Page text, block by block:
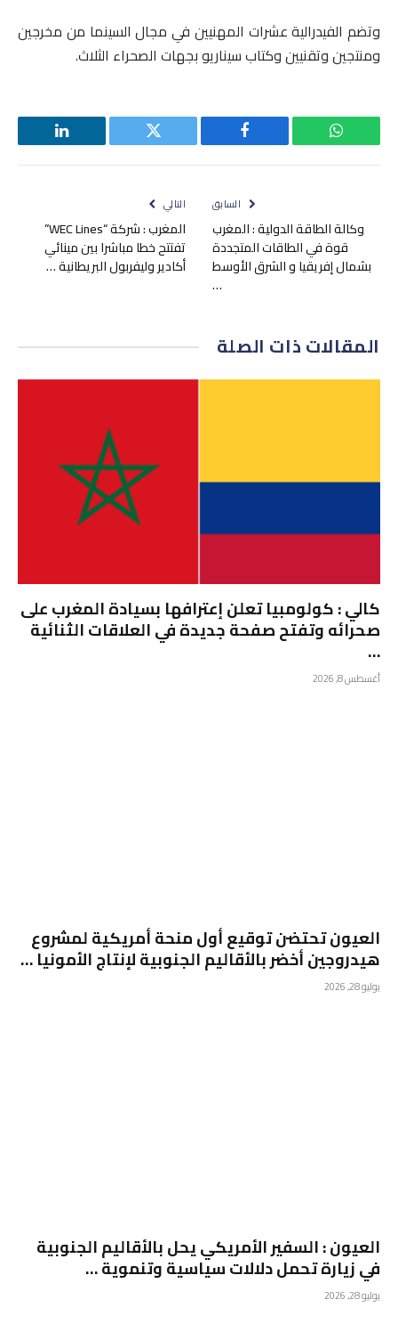
وتضم الفيدرالية عشرات المهنيين في مجال السينما من مخرجين
ومنتجين وتقنيين وكتاب سيناريو بجهات الصحراء الثلاث.
واتساب فيسبوك تويتر لينكدإن
السابق
وكالة الطاقة الدولية : المغرب
قوة في الطاقات المتجددة
بشمال إفريقيا و الشرق الأوسط
…
التالي
المغرب : شركة “WEC Lines”
تفتتح خطا مباشرا بين مينائي
أكادير وليفربول البريطانية …
المقالاتذات الصلة
كالي : كولومبيا تعلن إعترافها بسيادة المغرب على
صحرائه وتفتح صفحة جديدة في العلاقات الثنائية
…
أغسطس 8, 2026
العيون تحتضن توقيع أول منحة أمريكية لمشروع
هيدروجين أخضر بالأقاليم الجنوبية لإنتاج الأمونيا …
يوليو 28, 2026
العيون : السفير الأمريكي يحل بالأقاليم الجنوبية
في زيارة تحمل دلالات سياسية وتنموية …
يوليو 28, 2026